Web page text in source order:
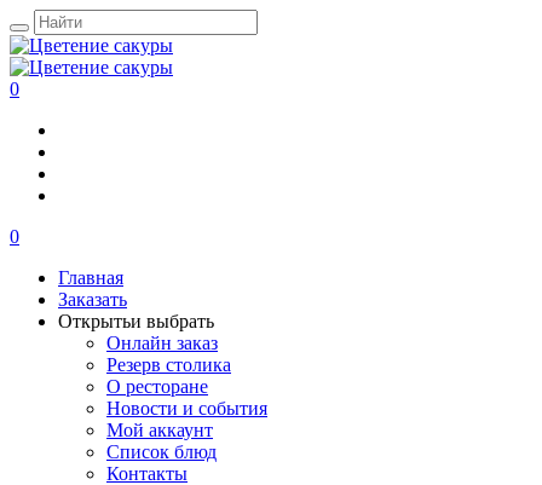
0
0
Главная
Заказать
Открытьи выбрать
Онлайн заказ
Резерв столика
О ресторане
Новости и события
Мой аккаунт
Список блюд
Контакты